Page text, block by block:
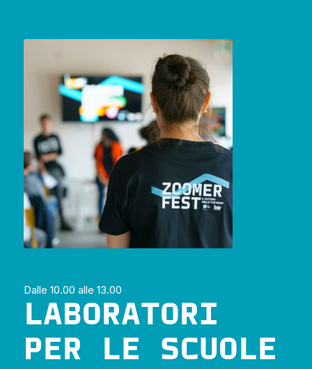
Dalle 10.00 alle 13.00
LABORATORI
PER LE SCUOLE